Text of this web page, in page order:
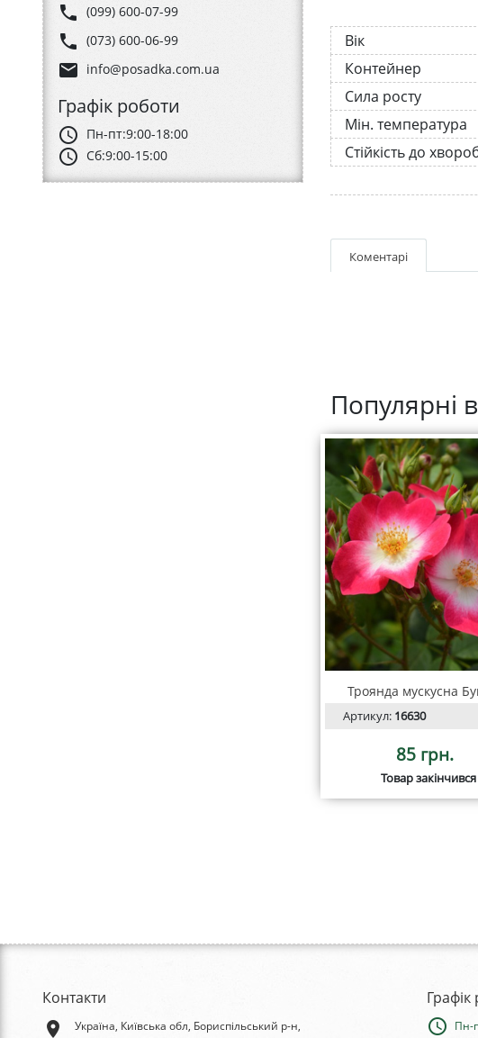
phone (099) 600-07-99
phone (073) 600-06-99
email info@posadka.com.ua
Графік роботи
schedule Пн-пт:9:00-18:00
schedule Сб:9:00-15:00
Вік
Контейнер
Сила росту
Мін. температура
Стійкість до
Коментарі
Популярні в
Троянда мускусна
Артикул: 16630
85 грн.
Товар закінчився
Контакти
place
Україна, Київська обл, Бориспільський р-н,
schedule Пн-